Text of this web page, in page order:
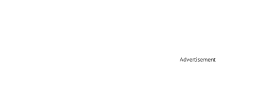
Advertisement